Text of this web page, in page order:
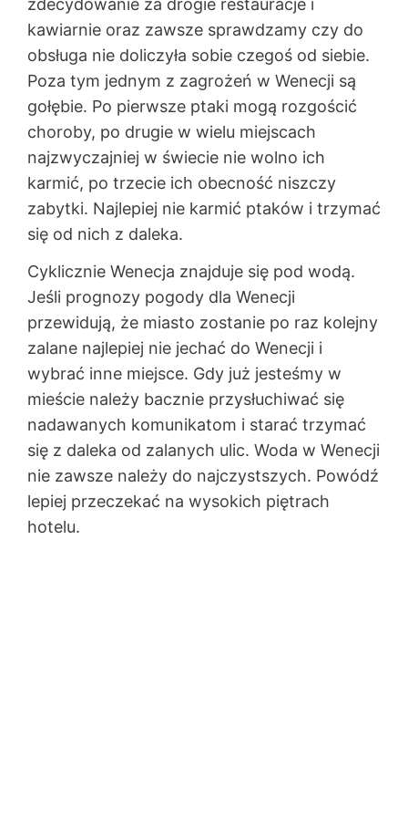
zdecydowanie za drogie restauracje i
kawiarnie oraz zawsze sprawdzamy czy do
obsługa nie doliczyła sobie czegoś od siebie.
Poza tym jednym z zagrożeń w Wenecji są
gołębie. Po pierwsze ptaki mogą rozgościć
choroby, po drugie w wielu miejscach
najzwyczajniej w świecie nie wolno ich
karmić, po trzecie ich obecność niszczy
zabytki. Najlepiej nie karmić ptaków i trzymać
się od nich z daleka.
Cyklicznie Wenecja znajduje się pod wodą.
Jeśli prognozy pogody dla Wenecji
przewidują, że miasto zostanie po raz kolejny
zalane najlepiej nie jechać do Wenecji i
wybrać inne miejsce. Gdy już jesteśmy w
mieście należy bacznie przysłuchiwać się
nadawanych komunikatom i starać trzymać
się z daleka od zalanych ulic. Woda w Wenecji
nie zawsze należy do najczystszych. Powódź
lepiej przeczekać na wysokich piętrach
hotelu.